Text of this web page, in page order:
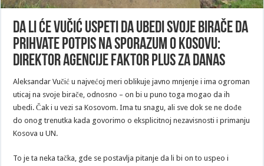
Da li će Vučić uspeti da ubedi svoje birače da
prihvate potpis na sporazum o Kosovu:
Direktor agencije Faktor plus za Danas
Aleksandar Vučić u najvećoj meri oblikuje javno mnjenje i ima ogroman
uticaj na svoje birače, odnosno – on bi u puno toga mogao da ih
ubedi. Čak i u vezi sa Kosovom. Ima tu snagu, ali sve dok se ne dođe
do onog trenutka kada govorimo o eksplicitnoj nezavisnosti i primanju
Kosova u UN.
To je ta neka tačka, gde se postavlja pitanje da li bi on to uspeo i